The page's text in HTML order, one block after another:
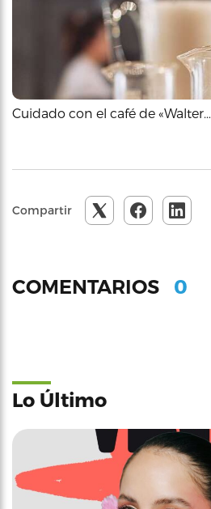
Cuidado con el café de «Walter…
Compartir
COMENTARIOS 0
Lo Último